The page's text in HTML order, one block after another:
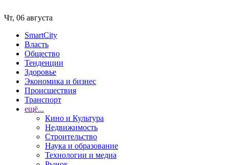
Чт, 06 августа
SmartCity
Власть
Общество
Тенденции
Здоровье
Экономика и бизнес
Происшествия
Транспорт
ещё...
Кино и Культура
Недвижимость
Строительство
Наука и образование
Технологии и медиа